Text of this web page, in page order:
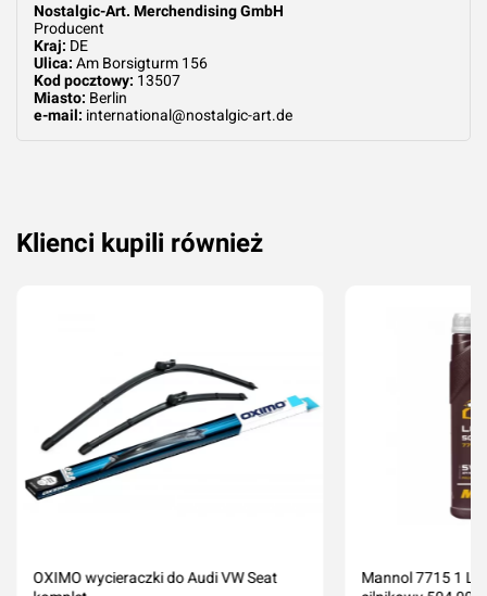
Nostalgic-Art. Merchendising GmbH
Producent
Kraj: DE
Ulica: Am Borsigturm 156
Kod pocztowy: 13507
Miasto: Berlin
e-mail: international@nostalgic-art.de
Klienci kupili również
OXIMO wycieraczki do Audi VW Seat
Mannol 7715 1 L